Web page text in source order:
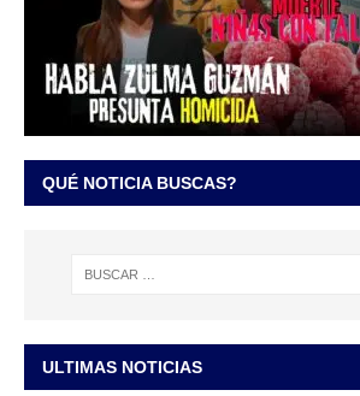
QUÉ NOTICIA BUSCAS?
ULTIMAS NOTICIAS